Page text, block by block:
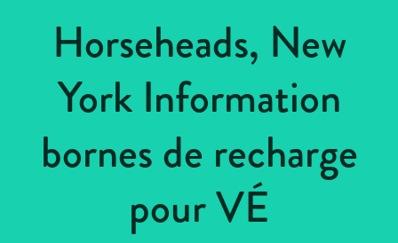
Horseheads, New
York Information
bornes de recharge
pour VÉ
États-Unis